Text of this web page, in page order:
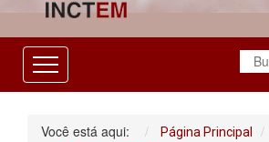
Você está aqui: Página Principal